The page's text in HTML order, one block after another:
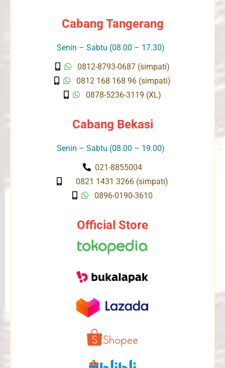
Cabang Tangerang
Senin – Sabtu (08.00 – 17.30)
0812-8793-0687 (simpati)
0812 168 168 96 (simpati)
0878-5236-3119 (XL)
Cabang Bekasi
Senin – Sabtu (08.00 – 19.00)
021-8855004
0821 1431 3266 (simpati)
0896-0190-3610
Official Store